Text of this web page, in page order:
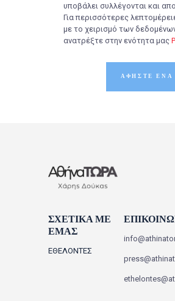
υποβάλει συλλέγονται και
Για περισσότερες
με το χειρισμό των
ανατρέξτε στην ενότητα μας
ΣΧΕΤΙΚΑ ΜΕ
ΕΜΑΣ
ΕΘΕΛΟΝΤΕΣ